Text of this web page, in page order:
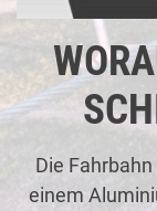
Die
einem